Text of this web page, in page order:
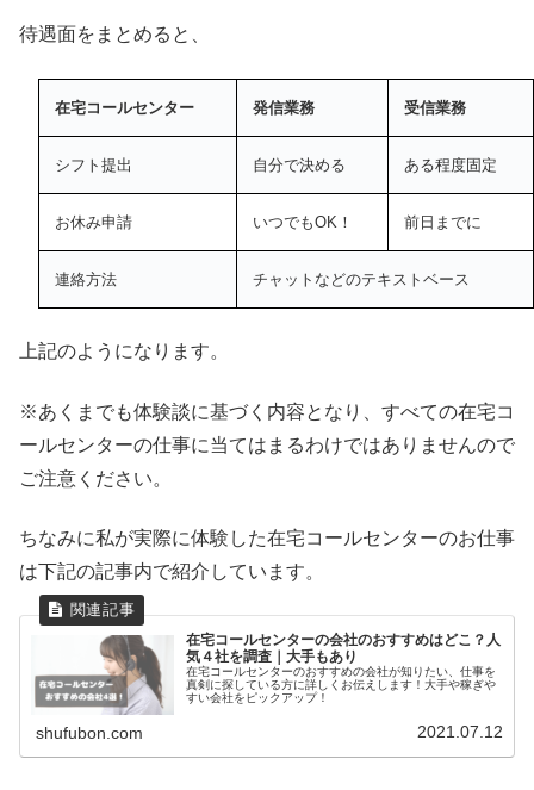
待遇面をまとめると、
在宅コールセンター 発信業務 受信業務
シフト提出 自分で決める ある程度固定
お休み申請 いつでもOK！ 前日までに
連絡方法 チャットなどのテキストベース
上記のようになります。
※あくまでも体験談に基づく内容となり、すべての在宅コ
ールセンターの仕事に当てはまるわけではありませんので
ご注意ください。
ちなみに私が実際に体験した在宅コールセンターのお仕事
は下記の記事内で紹介しています。
在宅コールセンターの会社のおすすめはどこ？人
気４社を調査｜大手もあり
在宅コールセンターのおすすめの会社が知りたい、仕事を
真剣に探している方に詳しくお伝えします！大手や稼ぎや
すい会社をピックアップ！
shufubon.com 2021.07.12